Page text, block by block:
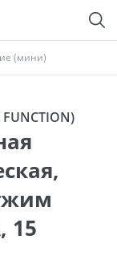
(мини)
15